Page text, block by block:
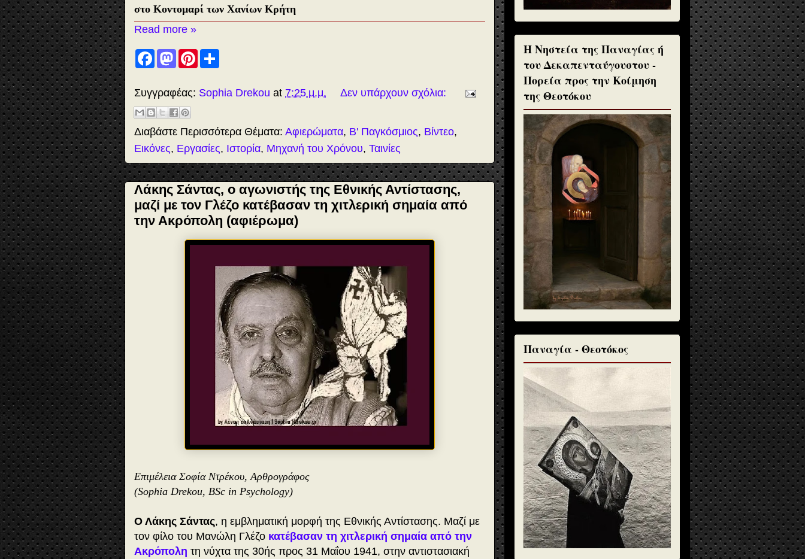
στο Κοντομαρί των Χανίων Κρήτη
Read more »
F
a
b
o
o
k
M
a
o
o
n
P
e
t
e
Συγγραφέας: Sophia Drekou at 7:25 μ.μ. Δεν υπάρχουν σχόλια:
Διαβάστε Περισσότερα Θέματα: Αφιερώματα, Β' Παγκόσμιος, Βίντεο,
Εικόνες, Εργασίες, Ιστορία, Μηχανή του Χρόνου, Ταινίες
Λάκης Σάντας, ο αγωνιστής της Εθνικής Αντίστασης,
μαζί με τον Γλέζο κατέβασαν τη χιτλερική σημαία από
την Ακρόπολη (αφιέρωμα)
Επιμέλεια Σοφία Ντρέκου, Αρθρογράφος
(Sophia Drekou, BSc in Psychology)
Ο Λάκης Σάντας, η εμβληματική μορφή της Εθνικής Αντίστασης. Μαζί με
τον φίλο του Μανώλη Γλέζο κατέβασαν τη χιτλερική σημαία από την
Ακρόπολη τη νύχτα της 30ής προς 31 Μαΐου 1941, στην αντιστασιακή
H Νηστεία της Παναγίας ή
του Δεκαπενταύγουστου -
Πορεία προς την Κοίμηση
της Θεοτόκου
Παναγία - Θεοτόκος